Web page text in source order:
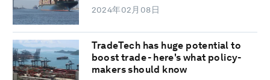
2024年02月08日
TradeTech has huge potential to
boost trade - here's what policy-
makers should know